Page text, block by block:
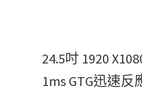
24.5吋 1920
1ms GTG迅速